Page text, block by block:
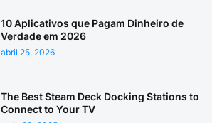
10 Aplicativos que Pagam Dinheiro de
Verdade em 2026
abril 25, 2026
The Best Steam Deck Docking Stations to
Connect to Your TV